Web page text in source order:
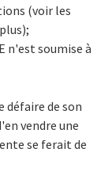
(voir les
n'est soumise à
défaire de son
vendre une
se ferait de